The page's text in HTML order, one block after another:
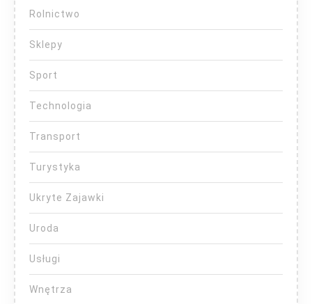
Rolnictwo
Sklepy
Sport
Technologia
Transport
Turystyka
Ukryte Zajawki
Uroda
Usługi
Wnętrza